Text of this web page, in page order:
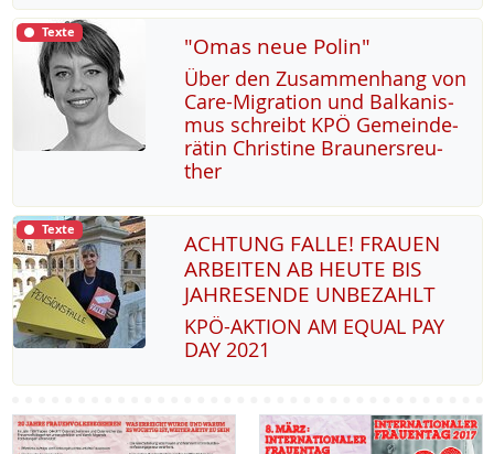
Texte "Omas neue Polin"
Über den Zu­sam­men­hang von
Ca­re-Mi­g­ra­ti­on und Bal­ka­nis­
mus sch­reibt KPÖ Ge­mein­de­
rä­tin Chris­ti­ne Brau­n­ers­reu­
ther
Texte
ACHTUNG FALLE! FRAUEN
ARBEITEN AB HEUTE BIS
JAHRESENDE UNBEZAHLT
KPÖ-AK­TI­ON AM EQUAL PAY
DAY 2021